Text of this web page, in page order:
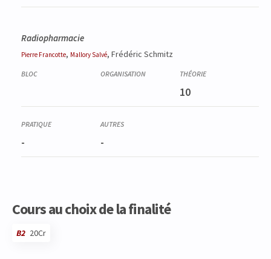
Radiopharmacie
Pierre Francotte, Mallory Salvé, Frédéric Schmitz
10
- -
Cours au choix de la finalité
B2 20Cr